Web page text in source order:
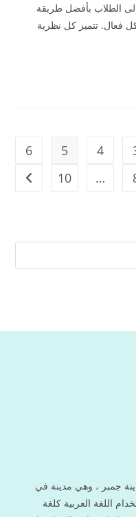
الطلاب بأفضل طريقة
فعال. تتميز كل نظرية
4
5
6
…
10
page
جمبر ، وهي مدينة في
اللغة العربية كلغة